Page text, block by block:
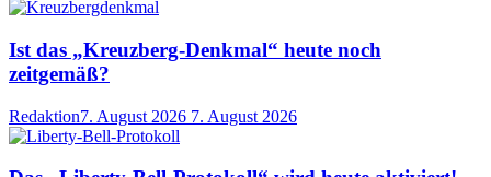
Ist das „Kreuzberg-Denkmal“ heute noch
zeitgemäß?
Redaktion7. August 2026 7. August 2026